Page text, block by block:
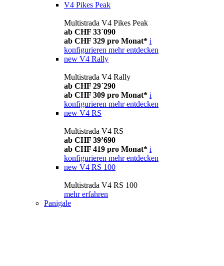
V4 Pikes Peak
Multistrada V4 Pikes Peak
ab CHF 33´090
ab CHF 329 pro Monat* i
konfigurieren mehr entdecken
new V4 Rally
Multistrada V4 Rally
ab CHF 29´290
ab CHF 309 pro Monat* i
konfigurieren mehr entdecken
new V4 RS
Multistrada V4 RS
ab CHF 39’690
ab CHF 419 pro Monat* i
konfigurieren mehr entdecken
new V4 RS 100
Multistrada V4 RS 100
mehr erfahren
Panigale